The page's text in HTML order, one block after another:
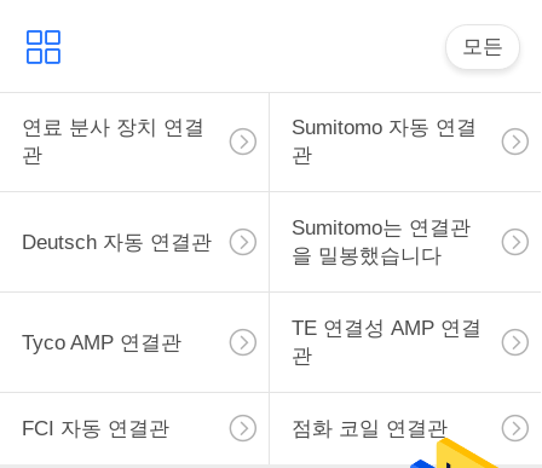
세
요
사
이
트
맵
개
모든
연료 분사 장치 연결
관
Sumitomo 자동 연결
관
Deutsch 자동 연결관
Sumitomo는 연결관
을 밀봉했습니다
Tyco AMP 연결관
TE 연결성 AMP 연결
관
FCI 자동 연결관 점화 코일 연결관